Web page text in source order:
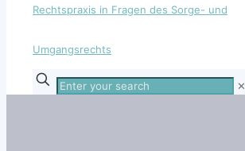
Enter
your
✕